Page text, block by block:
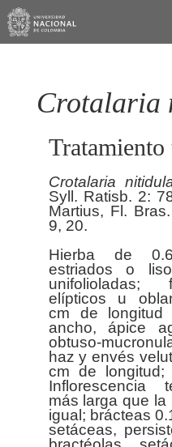
Crotalaria
Crotalaria
Syll. Ratisb. 2:
Martius, Fl.
9, 20.
Hierba de
estriados o
unifolioladas;
elípticos u
cm de
ancho, ápice
obtuso-
haz y envés
cm de longitud;
Inflorescencia
más larga que
igual; brácteas
setáceas,